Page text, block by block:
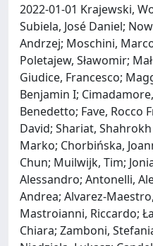
2022-01-01 Krajewski,
Subiela, José Daniel;
Andrzej; Moschini,
Poletajew, Sławomir;
Giudice, Francesco;
Benjamin I;
Benedetto; Fave, Rocco
David; Shariat,
Marko; Chorbińska,
Chun; Muilwijk, Tim;
Alessandro; Antonelli,
Andrea; Alvarez-
Mastroianni, Riccardo;
Chiara; Zamboni,